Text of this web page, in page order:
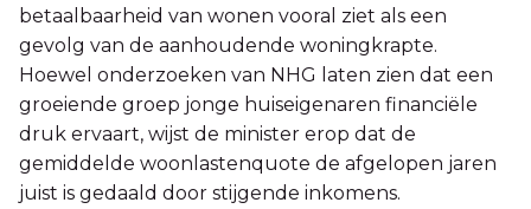
betaalbaarheid van wonen vooral ziet als een
gevolg van de aanhoudende woningkrapte.
Hoewel onderzoeken van NHG laten zien dat een
groeiende groep jonge huiseigenaren financiële
druk ervaart, wijst de minister erop dat de
gemiddelde woonlastenquote de afgelopen jaren
juist is gedaald door stijgende inkomens.